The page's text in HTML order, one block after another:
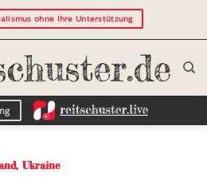
ohne Ihre Unterstützung
,Ukraine